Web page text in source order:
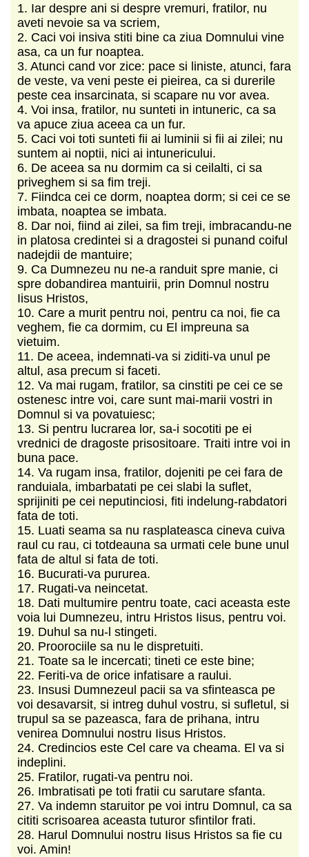
1. Iar despre ani si despre vremuri, fratilor, nu
aveti nevoie sa va scriem,
2. Caci voi insiva stiti bine ca ziua Domnului vine
asa, ca un fur noaptea.
3. Atunci cand vor zice: pace si liniste, atunci, fara
de veste, va veni peste ei pieirea, ca si durerile
peste cea insarcinata, si scapare nu vor avea.
4. Voi insa, fratilor, nu sunteti in intuneric, ca sa
va apuce ziua aceea ca un fur.
5. Caci voi toti sunteti fii ai luminii si fii ai zilei; nu
suntem ai noptii, nici ai intunericului.
6. De aceea sa nu dormim ca si ceilalti, ci sa
priveghem si sa fim treji.
7. Fiindca cei ce dorm, noaptea dorm; si cei ce se
imbata, noaptea se imbata.
8. Dar noi, fiind ai zilei, sa fim treji, imbracandu-ne
in platosa credintei si a dragostei si punand coiful
nadejdii de mantuire;
9. Ca Dumnezeu nu ne-a randuit spre manie, ci
spre dobandirea mantuirii, prin Domnul nostru
Iisus Hristos,
10. Care a murit pentru noi, pentru ca noi, fie ca
veghem, fie ca dormim, cu El impreuna sa
vietuim.
11. De aceea, indemnati-va si ziditi-va unul pe
altul, asa precum si faceti.
12. Va mai rugam, fratilor, sa cinstiti pe cei ce se
ostenesc intre voi, care sunt mai-marii vostri in
Domnul si va povatuiesc;
13. Si pentru lucrarea lor, sa-i socotiti pe ei
vrednici de dragoste prisositoare. Traiti intre voi in
buna pace.
14. Va rugam insa, fratilor, dojeniti pe cei fara de
randuiala, imbarbatati pe cei slabi la suflet,
sprijiniti pe cei neputinciosi, fiti indelung-rabdatori
fata de toti.
15. Luati seama sa nu rasplateasca cineva cuiva
raul cu rau, ci totdeauna sa urmati cele bune unul
fata de altul si fata de toti.
16. Bucurati-va pururea.
17. Rugati-va neincetat.
18. Dati multumire pentru toate, caci aceasta este
voia lui Dumnezeu, intru Hristos Iisus, pentru voi.
19. Duhul sa nu-l stingeti.
20. Proorociile sa nu le dispretuiti.
21. Toate sa le incercati; tineti ce este bine;
22. Feriti-va de orice infatisare a raului.
23. Insusi Dumnezeul pacii sa va sfinteasca pe
voi desavarsit, si intreg duhul vostru, si sufletul, si
trupul sa se pazeasca, fara de prihana, intru
venirea Domnului nostru Iisus Hristos.
24. Credincios este Cel care va cheama. El va si
indeplini.
25. Fratilor, rugati-va pentru noi.
26. Imbratisati pe toti fratii cu sarutare sfanta.
27. Va indemn staruitor pe voi intru Domnul, ca sa
cititi scrisoarea aceasta tuturor sfintilor frati.
28. Harul Domnului nostru Iisus Hristos sa fie cu
voi. Amin!